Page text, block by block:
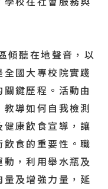
傾聽在地聲音，以
國大專校院實踐
鍵歷程。活動由
導如何自我檢測
康飲食宣導，讓
食的重要性。職
，利用舉水瓶及
及增強力量，延